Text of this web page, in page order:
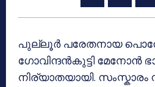
പുല്ലൂർ പരേതനായ
ഗോവിന്ദൻകുട്ടി മേനോൻ
നിര്യാതയായി. സംസ്കാരം